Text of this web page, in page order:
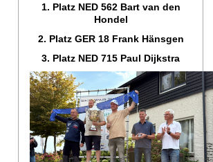
1. Platz NED 562 Bart van den
Hondel
2. Platz GER 18 Frank Hänsgen
3. Platz NED 715 Paul Dijkstra